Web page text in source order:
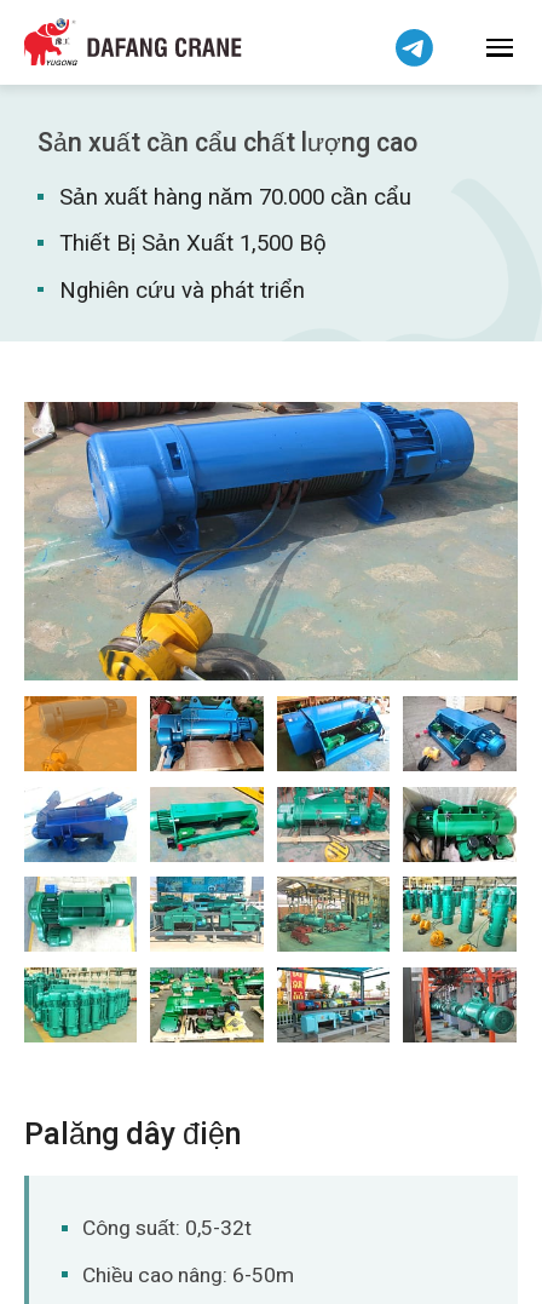
Sản xuất cần cẩu chất lượng cao
Sản xuất hàng năm 70.000 cần cẩu
Thiết Bị Sản Xuất 1,500 Bộ
Nghiên cứu và phát triển
Palăng dây điện
Công suất: 0,5-32t
Chiều cao nâng: 6-50m
हिन्दी
Bahasa Indonesia
Bahasa Melayu
简体中文
فارسی
Pilipino
اردو
Беларуская мова
Kiswahili
Dansk
Norsk
O‘zbekcha